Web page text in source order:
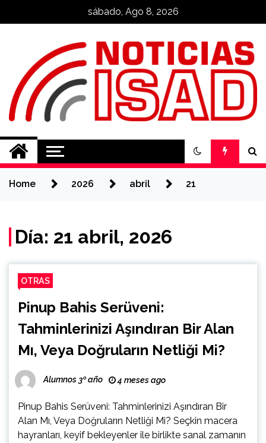
sábado, Ago 8, 2026
Noticias ISAD
REALIZADO POR NUESTROS
Home 2026 abril 21
Día: 21 abril, 2026
OTRAS
Pinup Bahis Serüveni:
Tahminlerinizi Aşındıran Bir Alan
Mı, Veya Doğruların Netliği Mi?
Alumnos 3º año 4 meses ago
Pinup Bahis Serüveni: Tahminlerinizi Aşındıran Bir
Alan Mı, Veya Doğruların Netliği Mi? Seçkin macera
hayranları, keyif bekleyenler ile birlikte sanal zamanın